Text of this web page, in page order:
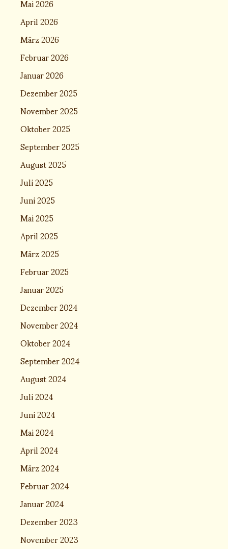
April 2026
März 2026
Februar 2026
Januar 2026
Dezember 2025
November 2025
Oktober 2025
September 2025
August 2025
Juli 2025
Juni 2025
Mai 2025
April 2025
März 2025
Februar 2025
Januar 2025
Dezember 2024
November 2024
Oktober 2024
September 2024
August 2024
Juli 2024
Juni 2024
Mai 2024
April 2024
März 2024
Februar 2024
Januar 2024
Dezember 2023
November 2023